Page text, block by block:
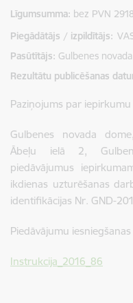
Līgumsumma bez PVN
Piegādātājs / izpildītājs:
Pasūtītājs Gulbenes
Rezultātu publicēšanas
Paziņojums par iepirkumu
Gulbenes novada
Ābeļu ielā 2,
piedāvājumus
ikdienas uzturēšanas
identifikācijas Nr. GND-
Piedāvājumu
Instrukcija_2016_86